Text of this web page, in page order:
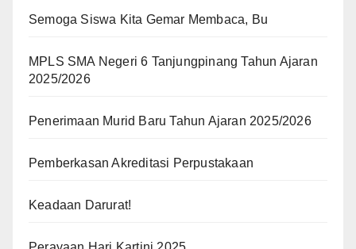
Semoga Siswa Kita Gemar Membaca, Bu
MPLS SMA Negeri 6 Tanjungpinang Tahun Ajaran
2025/2026
Penerimaan Murid Baru Tahun Ajaran 2025/2026
Pemberkasan Akreditasi Perpustakaan
Keadaan Darurat!